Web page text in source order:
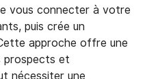
vous connecter à votre
puis crée un
approche offre une
prospects et
nécessiter une